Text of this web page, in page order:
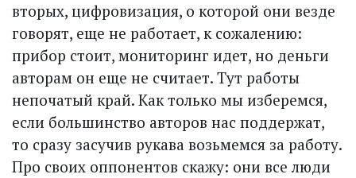
вторых, цифровизация, о которой они везде
говорят, еще не работает, к сожалению:
прибор стоит, мониторинг идет, но деньги
авторам он еще не считает. Тут работы
непочатый край. Как только мы изберемся,
если большинство авторов нас поддержат,
то сразу засучив рукава возьмемся за работу.
Про своих оппонентов скажу: они все люди